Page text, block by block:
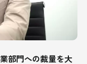
部門への裁量を大